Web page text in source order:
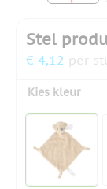
Stel
€ 4,12 per
Kies kleur